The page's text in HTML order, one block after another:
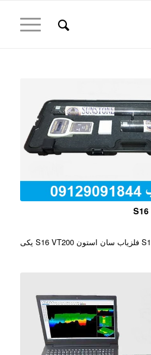
فلزیاب سان استون S16 VT200 فلزیاب سان استون S16 VT200 یکی